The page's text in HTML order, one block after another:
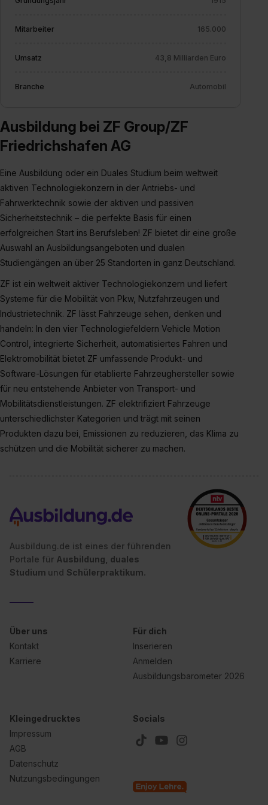
Mitarbeiter 165.000
Umsatz 43,8 Milliarden Euro
Branche Automobil
Ausbildung bei ZF Group/ZF
Friedrichshafen AG
Eine Ausbildung oder ein Duales Studium beim weltweit
aktiven Technologiekonzern in der Antriebs- und
Fahrwerktechnik sowie der aktiven und passiven
Sicherheitstechnik – die perfekte Basis für einen
erfolgreichen Start ins Berufsleben! ZF bietet dir eine große
Auswahl an Ausbildungsangeboten und dualen
Studiengängen an über 25 Standorten in ganz Deutschland.
ZF ist ein weltweit aktiver Technologiekonzern und liefert
Systeme für die Mobilität von Pkw, Nutzfahrzeugen und
Industrietechnik. ZF lässt Fahrzeuge sehen, denken und
handeln: In den vier Technologiefeldern Vehicle Motion
Control, integrierte Sicherheit, automatisiertes Fahren und
Elektromobilität bietet ZF umfassende Produkt- und
Software-Lösungen für etablierte Fahrzeughersteller sowie
für neu entstehende Anbieter von Transport- und
Mobilitätsdienstleistungen. ZF elektrifiziert Fahrzeuge
unterschiedlichster Kategorien und trägt mit seinen
Produkten dazu bei, Emissionen zu reduzieren, das Klima zu
schützen und die Mobilität sicherer zu machen.
Ausbildung.de ist eines der führenden
Portale für Ausbildung, duales
Studium und Schülerpraktikum.
Über uns
Kontakt
Karriere
Für dich
Inserieren
Anmelden
Ausbildungsbarometer 2026
Kleingedrucktes
Impressum
AGB
Datenschutz
Nutzungsbedingungen
Socials